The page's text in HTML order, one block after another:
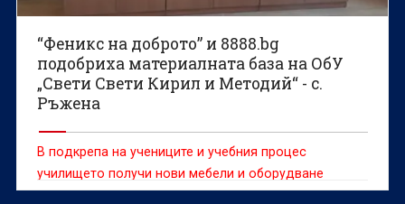
“Феникс на доброто” и 8888.bg
подобриха материалната база на ОбУ
„Свети Свети Кирил и Методий“ - с.
Ръжена
В подкрепа на учениците и учебния процес
училището получи нови мебели и оборудване